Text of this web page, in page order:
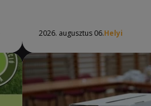
2026. augusztus 06.Helyi